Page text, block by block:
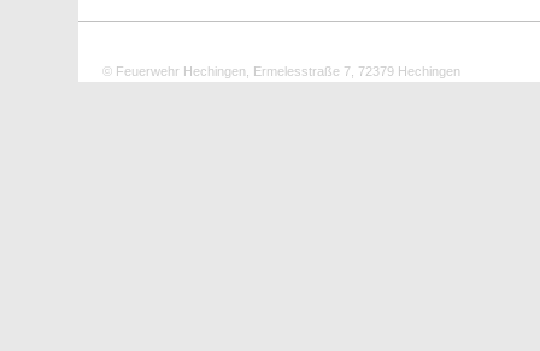
© Feuerwehr Hechingen, Ermelesstraße 7, 72379 Hechingen